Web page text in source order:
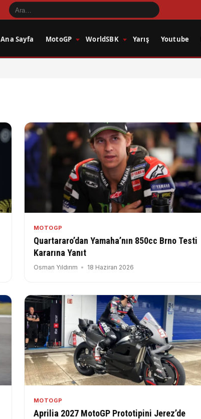
Ana Sayfa MotoGP WorldSBK Yarış Youtube
MOTOGP
Quartararo’dan Yamaha’nın 850cc Brno Testi
Kararına Yanıt
Osman Yıldırım 18 Haziran 2026
MOTOGP
Aprilia 2027 MotoGP Prototipini Jerez’de